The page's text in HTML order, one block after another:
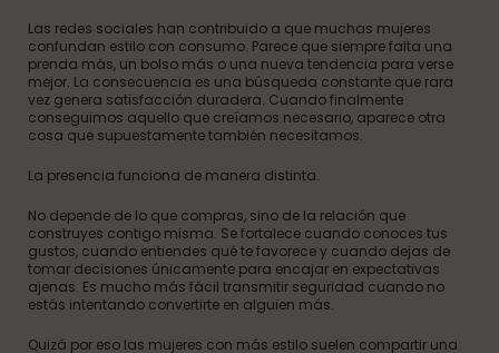
Las redes sociales han contribuido a que muchas mujeres
confundan estilo con consumo. Parece que siempre falta una
prenda más, un bolso más o una nueva tendencia para verse
mejor. La consecuencia es una búsqueda constante que rara
vez genera satisfacción duradera. Cuando finalmente
conseguimos aquello que creíamos necesario, aparece otra
cosa que supuestamente también necesitamos.
La presencia funciona de manera distinta.
No depende de lo que compras, sino de la relación que
construyes contigo misma. Se fortalece cuando conoces tus
gustos, cuando entiendes qué te favorece y cuando dejas de
tomar decisiones únicamente para encajar en expectativas
ajenas. Es mucho más fácil transmitir seguridad cuando no
estás intentando convertirte en alguien más.
Quizá por eso las mujeres con más estilo suelen compartir una